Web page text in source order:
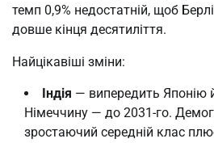
темп 0,9% недостатній, щоб
довше кінця десятиліття.
Найцікавіші зміни:
Індія — випередить Японію
Німеччину — до 2031-го.
зростаючий середній клас